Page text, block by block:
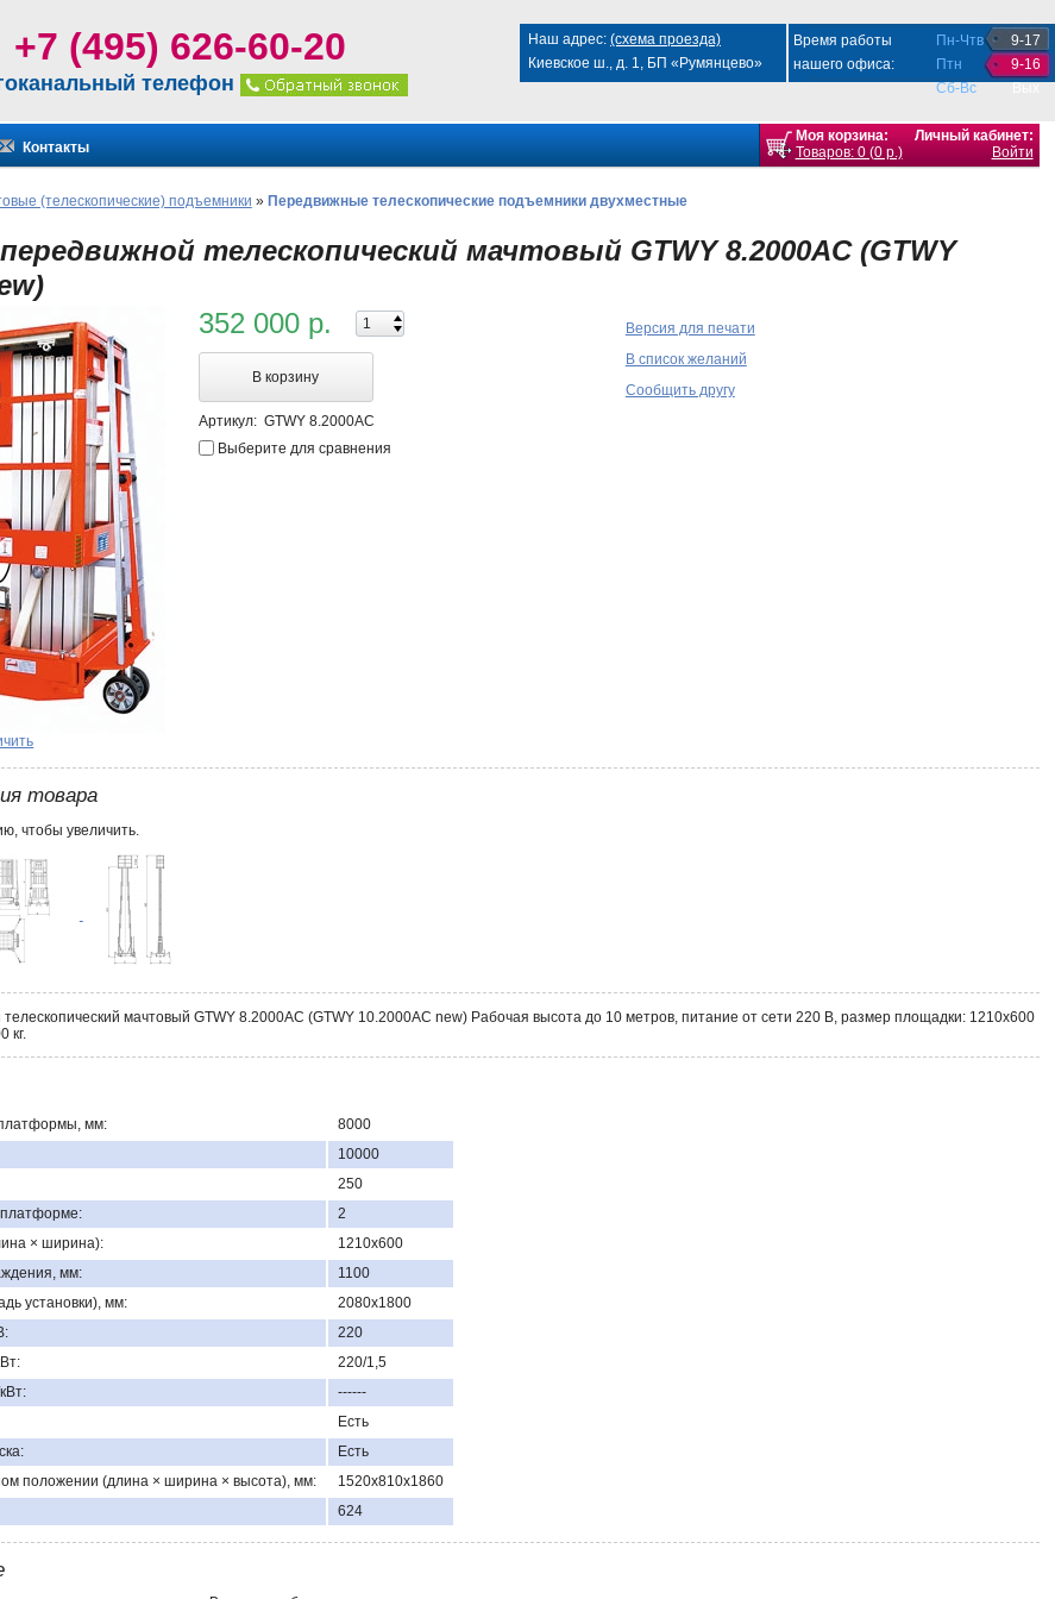
+7 (495) 626-60-20
телефон
Время работы
нашего офиса:
Пн-Чтв
Птн
Сб-Вс
9-17
9-16
Наш адрес: (схема проезда)
Киевское ш., д. 1, БП «Румянцево»
Контакты
Моя корзина:
Товаров: 0 (0 р.)
Личный кабинет:
Войти
(телескопические) подъемники » Передвижные телескопические подъемники двухместные
телескопический мачтовый GTWY 8.2000AC (GTWY
352 000 р.
В корзину
Артикул: GTWY 8.2000AC
Выберите для сравнения
Версия для печати
В список желаний
Сообщить другу
товара
чтобы увеличить.
мачтовый GTWY 8.2000AC (GTWY 10.2000AC new) Рабочая высота до 10 метров, питание от сети 220 В, размер площадки: 1210х600
кг.
мм:
8000
10000
250
платформе:
2
× ширина):
1210х600
мм:
1100
установки), мм:
2080х1800
220
220/1,5
------
Есть
Есть
положении (длина × ширина × высота), мм:
1520х810х1860
624